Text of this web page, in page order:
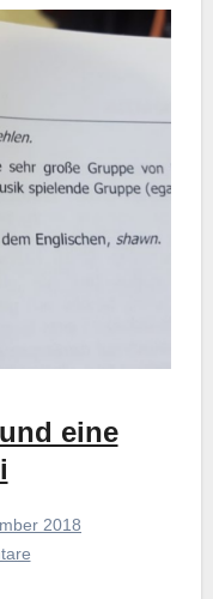
eine
2018